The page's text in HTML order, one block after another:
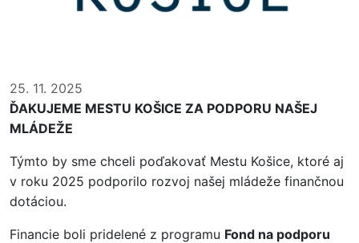
25. 11. 2025
ĎAKUJEME MESTU KOŠICE ZA PODPORU NAŠEJ
MLÁDEŽE
Týmto by sme chceli poďakovať Mestu Košice, ktoré aj
v roku 2025 podporilo rozvoj našej mládeže finančnou
dotáciou.
Financie boli pridelené z programu Fond na podporu